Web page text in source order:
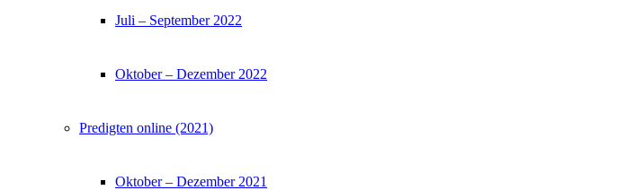
Juli – September 2022
Oktober – Dezember 2022
Predigten online (2021)
Oktober – Dezember 2021